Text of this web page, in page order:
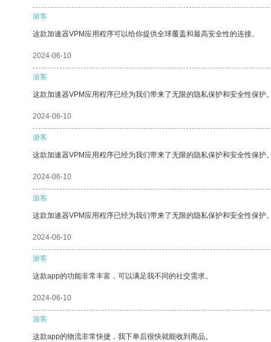
游客
这款加速器VPM应用程序可以给你提供全球覆盖和最高安全性的连接。
2024-06-10
游客
这款加速器VPM应用程序已经为我们带来了无限的隐私保护和安全性保护
2024-06-10
游客
这款加速器VPM应用程序已经为我们带来了无限的隐私保护和安全性保护
2024-06-10
游客
这款加速器VPM应用程序已经为我们带来了无限的隐私保护和安全性保护
2024-06-10
游客
这款app的功能非常丰富，可以满足我不同的社交需求。
2024-06-10
游客
这款app的物流非常快捷，我下单后很快就能收到商品。